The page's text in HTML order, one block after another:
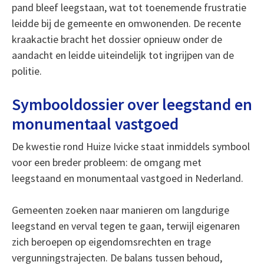
pand bleef leegstaan, wat tot toenemende frustratie
leidde bij de gemeente en omwonenden. De recente
kraakactie bracht het dossier opnieuw onder de
aandacht en leidde uiteindelijk tot ingrijpen van de
politie.
Symbooldossier over leegstand en
monumentaal vastgoed
De kwestie rond Huize Ivicke staat inmiddels symbool
voor een breder probleem: de omgang met
leegstaand en monumentaal vastgoed in Nederland.
Gemeenten zoeken naar manieren om langdurige
leegstand en verval tegen te gaan, terwijl eigenaren
zich beroepen op eigendomsrechten en trage
vergunningstrajecten. De balans tussen behoud,